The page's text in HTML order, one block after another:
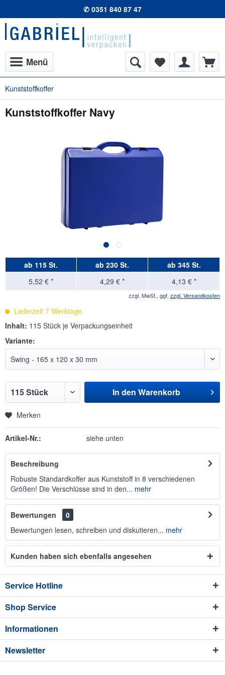
✆ 0351 840 87 47
Menü
Kunststoffkoffer
Kunststoffkoffer Navy
ab 115 St. ab 230 St. ab 345 St.
5,52 € *
4,29 € * 4,13 € *
zzgl. MwSt., ggf. zzgl. Versandkosten
Lieferzeit 7 Werktage
Inhalt: 115 Stück je Verpackungseinheit
Variante:
In den Warenkorb
Merken
Artikel-Nr.: siehe unten
Beschreibung
Robuste Standardkoffer aus Kunststoff in 8 verschiedenen
Größen! Die Verschlüsse sind in den... mehr
Bewertungen
0
Bewertungen lesen, schreiben und diskutieren... mehr
Kunden haben sich ebenfalls angesehen
Service Hotline
Shop Service
Informationen
Newsletter